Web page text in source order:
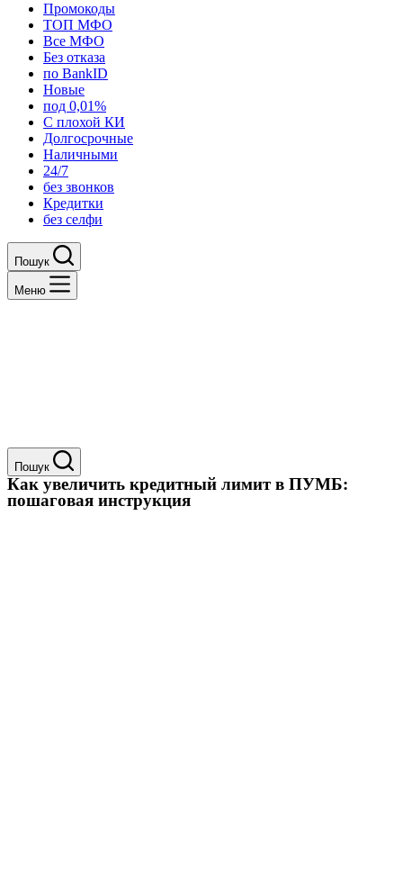
Промокоды
ТОП МФО
Все МФО
Без отказа
по BankID
Новые
под 0,01%
С плохой КИ
Долгосрочные
Наличными
24/7
без звонков
Кредитки
без селфи
Пошук
Меню
Пошук
Как увеличить кредитный лимит в ПУМБ:
пошаговая инструкция